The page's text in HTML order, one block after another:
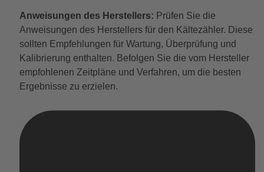
Anweisungen des Herstellers: Prüfen Sie die
Anweisungen des Herstellers für den Kältezähler. Diese
sollten Empfehlungen für Wartung, Überprüfung und
Kalibrierung enthalten. Befolgen Sie die vom Hersteller
empfohlenen Zeitpläne und Verfahren, um die besten
Ergebnisse zu erzielen.